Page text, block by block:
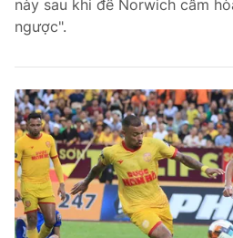
này sau khi để Norwich cầm
ngược".